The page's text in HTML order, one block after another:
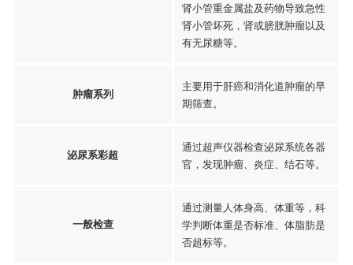
肾小管重金属盐及药物导致急性
肾小管坏死，肾或膀胱肿瘤以及
有无尿糖等。
肿瘤系列
主要用于肝癌和消化道肿瘤的早
期筛查。
泌尿系彩超
通过超声仪器检查泌尿系统各器
官，发现肿瘤、炎症、结石等。
一般检查
通过测量人体身高、体重等，科
学判断体重是否标准、体脂肪是
否超标等。